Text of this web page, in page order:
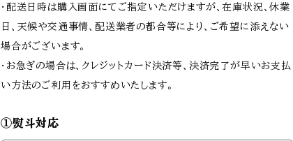
・配送日時は購入画面にてご指定いただけますが、在庫状況、休業
日、天候や交通事情、配送業者の都合等により、ご希望に添えない
場合がございます。
・お急ぎの場合は、クレジットカード決済等、決済完了が早いお支払
い方法のご利用をおすすめいたします。
①熨斗対応